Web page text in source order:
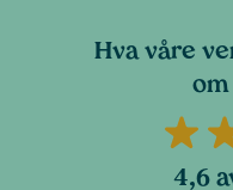
Hva våre
4,6